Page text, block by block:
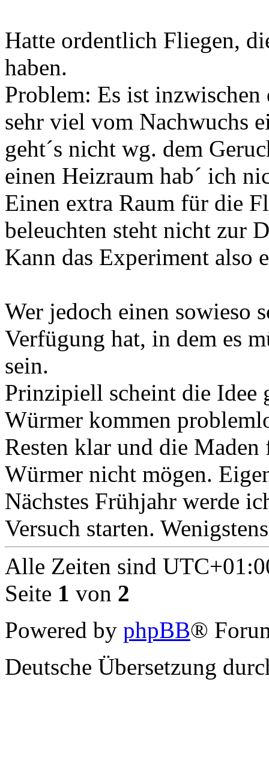
Hatte ordentlich Fliegen,
haben.
Problem: Es ist
sehr viel vom Nachwuchs
geht´s nicht wg. dem
einen Heizraum hab´ ich
Einen extra Raum für die
beleuchten steht nicht zur
Kann das Experiment also
Wer jedoch einen sowieso
Verfügung hat, in dem es
sein.
Prinzipiell scheint die
Würmer kommen
Resten klar und die Maden
Würmer nicht mögen.
Nächstes Frühjahr werde
Versuch starten.
Alle Zeiten sind
Seite 1 von 2
Powered by phpBB®
Deutsche Übersetzung